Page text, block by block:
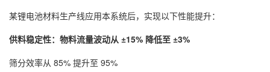
某锂电池材料生产线应用本系统后，实现以下性能提升：
供料稳定性：物料流量波动从 ±15% 降低至 ±3%
筛分效率从 85% 提升至 95%